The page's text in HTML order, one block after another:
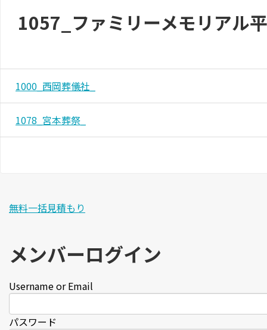
1057_ファミリーメモリアル
1000_西岡葬儀社_
1078_宮本葬祭_
無料一括見積もり
メンバーログイン
Username or Email
パスワード